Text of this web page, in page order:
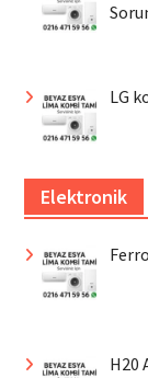
LG
Elektronik
H20